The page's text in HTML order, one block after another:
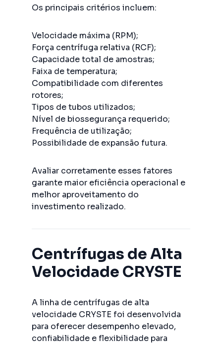
Os principais critérios incluem:
Velocidade máxima (RPM);
Força centrífuga relativa (RCF);
Capacidade total de amostras;
Faixa de temperatura;
Compatibilidade com diferentes
rotores;
Tipos de tubos utilizados;
Nível de biossegurança requerido;
Frequência de utilização;
Possibilidade de expansão futura.
Avaliar corretamente esses fatores
garante maior eficiência operacional e
melhor aproveitamento do
investimento realizado.
Centrífugas de Alta
Velocidade CRYSTE
A linha de centrífugas de alta
velocidade CRYSTE foi desenvolvida
para oferecer desempenho elevado,
confiabilidade e flexibilidade para